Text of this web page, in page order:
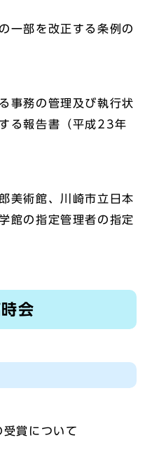
一部を改正する条例の
事務の管理及び執行状
る報告書（平成23年
美術館、川崎市立日本
館の指定管理者の指定
会
賞について